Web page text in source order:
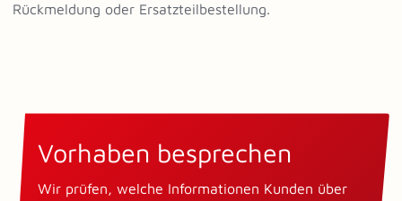
Rückmeldung oder Ersatzteilbestellung.
Vorhaben besprechen
Wir prüfen, welche Informationen Kunden über